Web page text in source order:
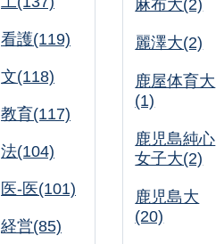
看護(119)
文(118)
教育(117)
法(104)
医-医(101)
経営(85)
麻布大(2)
麗澤大(2)
鹿屋体育大
(1)
鹿児島純心
女子大(2)
鹿児島大
(20)